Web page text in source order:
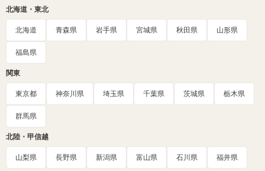
北海道・東北
北海道 青森県 岩手県 宮城県 秋田県 山形県
福島県
関東
東京都 神奈川県 埼玉県 千葉県 茨城県 栃木県
群馬県
北陸・甲信越
山梨県 長野県 新潟県 富山県 石川県 福井県